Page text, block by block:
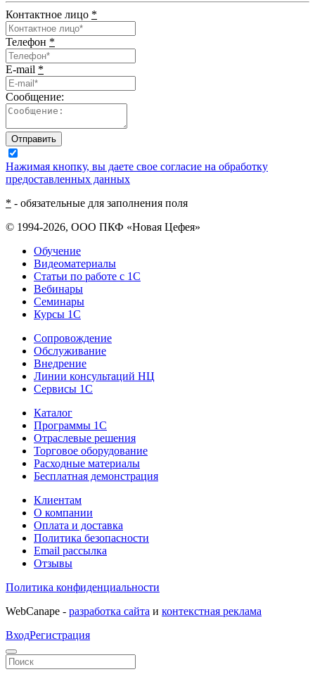
Контактное лицо *
Телефон *
E-mail *
Сообщение:
Отправить
Нажимая кнопку, вы даете свое согласие на обработку
предоставленных данных
* - обязательные для заполнения поля
© 1994-2026, ООО ПКФ «Новая Цефея»
Обучение
Видеоматериалы
Статьи по работе с 1С
Вебинары
Семинары
Курсы 1С
Сопровождение
Обслуживание
Внедрение
Линии консультаций НЦ
Сервисы 1С
Каталог
Программы 1С
Отраслевые решения
Торговое оборудование
Расходные материалы
Бесплатная демонстрация
Клиентам
О компании
Оплата и доставка
Политика безопасности
Email рассылка
Отзывы
Политика конфиденциальности
WebCanape - разработка сайта и контекстная реклама
ВходРегистрация